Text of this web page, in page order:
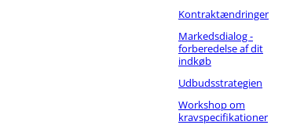
Kontraktændringer
Markedsdialog -
forberedelse af dit
indkøb
Udbudsstrategien
Workshop om
kravspecifikationer